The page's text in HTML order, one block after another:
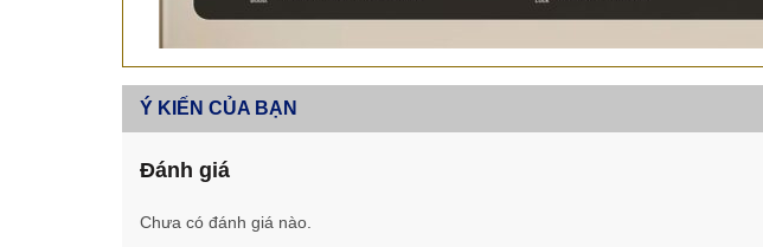
Ý KIẾN CỦA BẠN
Đánh giá
Chưa có đánh giá nào.